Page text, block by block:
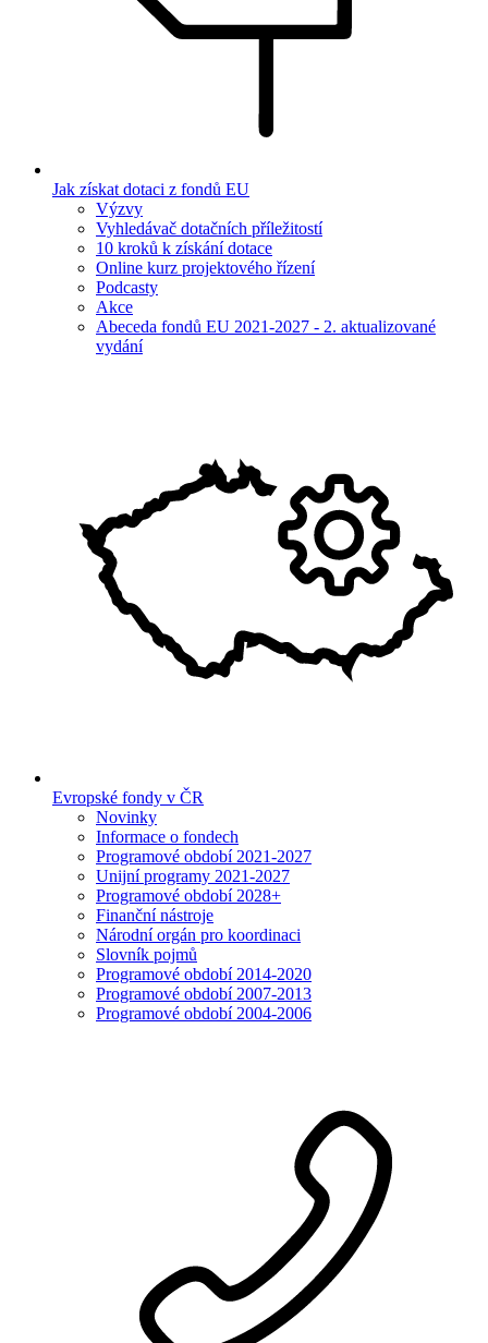
Jak získat dotaci z fondů EU
Výzvy
Vyhledávač dotačních příležitostí
10 kroků k získání dotace
Online kurz projektového řízení
Podcasty
Akce
Abeceda fondů EU 2021-2027 - 2. aktualizované
vydání
Evropské fondy v ČR
Novinky
Informace o fondech
Programové období 2021-2027
Unijní programy 2021-2027
Programové období 2028+
Finanční nástroje
Národní orgán pro koordinaci
Slovník pojmů
Programové období 2014-2020
Programové období 2007-2013
Programové období 2004-2006